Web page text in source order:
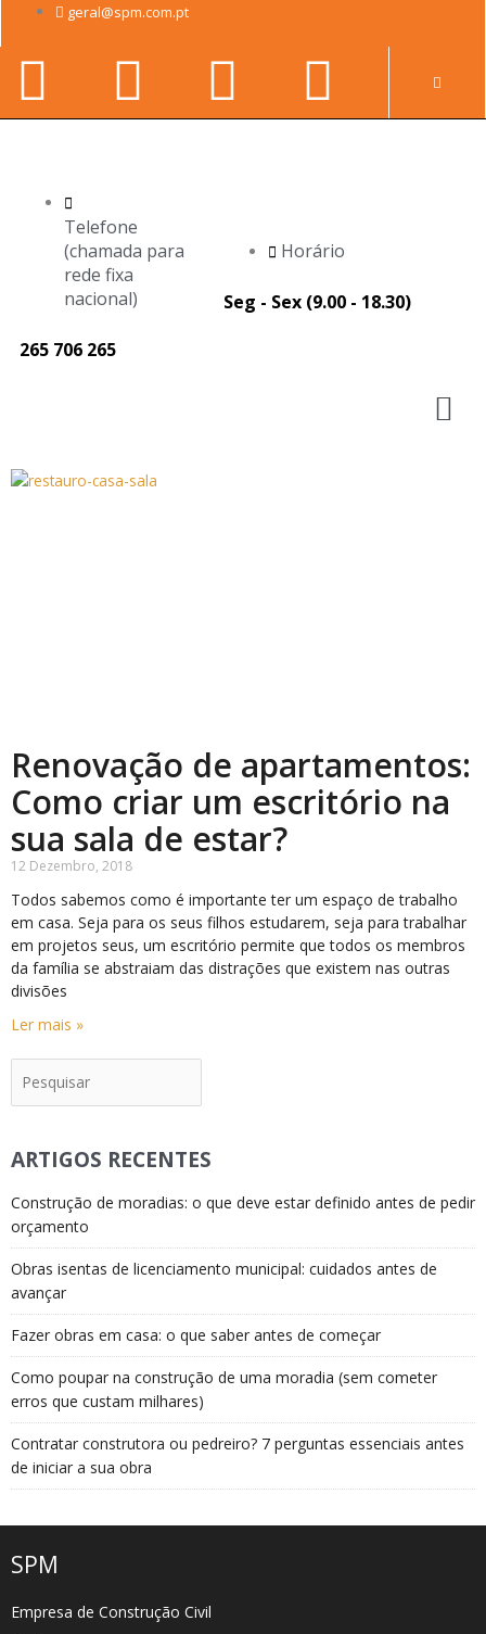
content
geral@spm.com.pt
Facebook-
f
Youtube
Linkedin-
in
Telefone
(chamada para
rede fixa
nacional)
265 706 265
Horário
Seg - Sex (9.00 - 18.30)
Renovação de apartamentos:
Como criar um escritório na
sua sala de estar?
12 Dezembro, 2018
Todos sabemos como é importante ter um espaço de trabalho
em casa. Seja para os seus filhos estudarem, seja para trabalhar
em projetos seus, um escritório permite que todos os membros
da família se abstraiam das distrações que existem nas outras
divisões
Ler mais »
ARTIGOS RECENTES
Construção de moradias: o que deve estar definido antes de pedir
orçamento
Obras isentas de licenciamento municipal: cuidados antes de
avançar
Fazer obras em casa: o que saber antes de começar
Como poupar na construção de uma moradia (sem cometer
erros que custam milhares)
Contratar construtora ou pedreiro? 7 perguntas essenciais antes
de iniciar a sua obra
SPM
Empresa de Construção Civil